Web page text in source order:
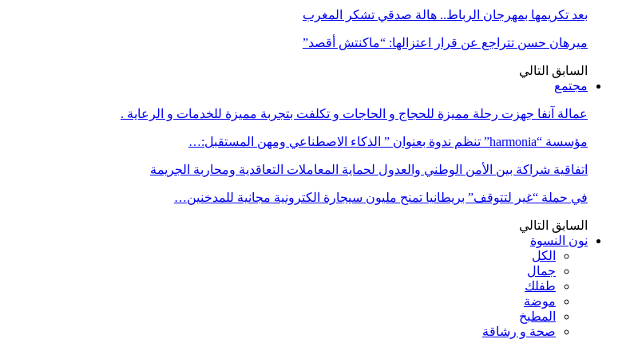
بعد تكريمها بمهرجان الرباط.. هالة صدقي تشكر المغرب
ميرهان حسن تتراجع عن قرار اعتزالها: “ماكنتش أقصد”
السابق التالي
مجتمع
عمالة آنفا جهزت رحلة مميزة للحجاج و الحاجات و تكلفت بتجربة مميزة للخدمات و الرعاية .
مؤسسة “harmonia” تنظم ندوة بعنوان ” الذكاء الاصطناعي ومهن المستقبل:…
اتفاقية شراكة بين الأمن الوطني والعدول لحماية المعاملات التعاقدية ومحاربة الجريمة
في حملة “غير لتتوقف” بريطانيا تمنح مليون سيجارة الكترونية مجانية للمدخنين…
السابق التالي
نون النسوة
الكل
جمال
طفلك
موضة
المطبخ
صحة و رشاقة